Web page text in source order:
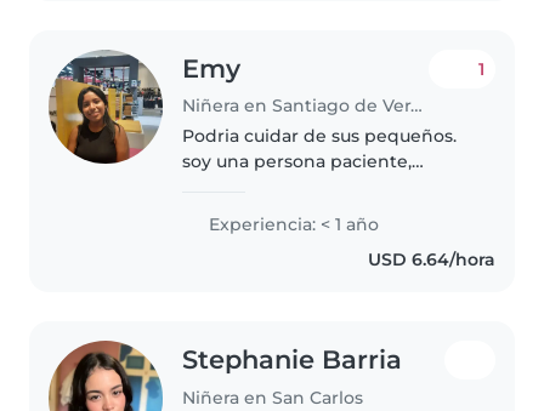
Emy
Niñera en Santiago de Veraguas
1
Podria cuidar de sus pequeños.
soy una persona paciente,
mucho haciendo actividades
¡Estaré encantado, de conocerlos
y de poder, ayudar con el
Experiencia: < 1 año
USD 6.64/hora
Stephanie Barria
Niñera en San Carlos